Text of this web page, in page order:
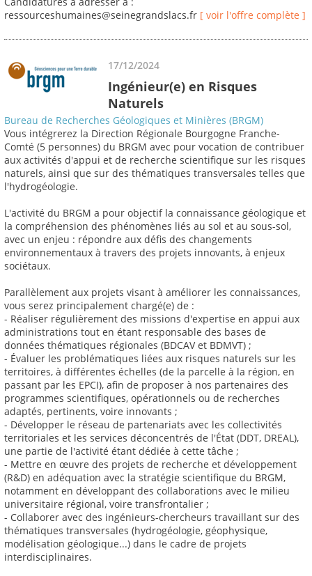
ressourceshumaines@seinegrandslacs.fr [ voir l'offre complète ]
17/12/2024
Ingénieur(e) en Risques
Naturels
Bureau de Recherches Géologiques et Minières (BRGM)
Vous intégrerez la Direction Régionale Bourgogne Franche-
Comté (5 personnes) du BRGM avec pour vocation de contribuer
aux activités d'appui et de recherche scientifique sur les risques
naturels, ainsi que sur des thématiques transversales telles que
l'hydrogéologie.
L'activité du BRGM a pour objectif la connaissance géologique et
la compréhension des phénomènes liés au sol et au sous-sol,
avec un enjeu : répondre aux défis des changements
environnementaux à travers des projets innovants, à enjeux
sociétaux.
Parallèlement aux projets visant à améliorer les connaissances,
vous serez principalement chargé(e) de :
- Réaliser régulièrement des missions d'expertise en appui aux
administrations tout en étant responsable des bases de
données thématiques régionales (BDCAV et BDMVT) ;
- Évaluer les problématiques liées aux risques naturels sur les
territoires, à différentes échelles (de la parcelle à la région, en
passant par les EPCI), afin de proposer à nos partenaires des
programmes scientifiques, opérationnels ou de recherches
adaptés, pertinents, voire innovants ;
- Développer le réseau de partenariats avec les collectivités
territoriales et les services déconcentrés de l'État (DDT, DREAL),
une partie de l'activité étant dédiée à cette tâche ;
- Mettre en œuvre des projets de recherche et développement
(R&D) en adéquation avec la stratégie scientifique du BRGM,
notamment en développant des collaborations avec le milieu
universitaire régional, voire transfrontalier ;
- Collaborer avec des ingénieurs-chercheurs travaillant sur des
thématiques transversales (hydrogéologie, géophysique,
modélisation géologique...) dans le cadre de projets
interdisciplinaires.